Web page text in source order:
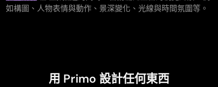
如構圖、人物表情與動作、景深變化、光線與時間氛圍等。
用 Primo 設計任何東西